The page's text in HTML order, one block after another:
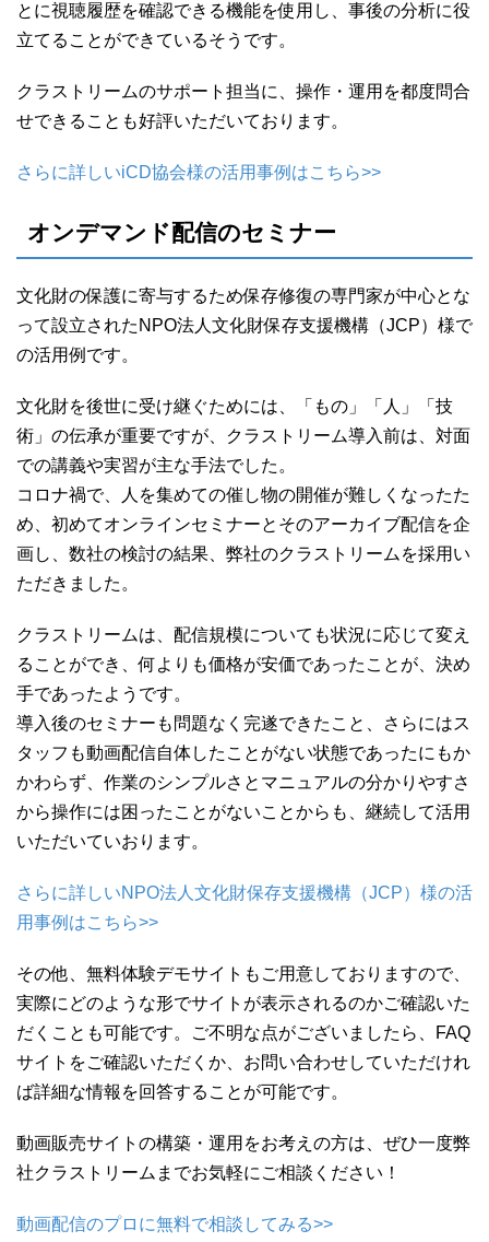
とに視聴履歴を確認できる機能を使用し、事後の分析に役
立てることができているそうです。
クラストリームのサポート担当に、操作・運用を都度問合
せできることも好評いただいております。
さらに詳しいiCD協会様の活用事例はこちら>>
オンデマンド配信のセミナー
文化財の保護に寄与するため保存修復の専門家が中心とな
って設立されたNPO法人文化財保存支援機構（JCP）様で
の活用例です。
文化財を後世に受け継ぐためには、「もの」「人」「技
術」の伝承が重要ですが、クラストリーム導入前は、対面
での講義や実習が主な手法でした。
コロナ禍で、人を集めての催し物の開催が難しくなったた
め、初めてオンラインセミナーとそのアーカイブ配信を企
画し、数社の検討の結果、弊社のクラストリームを採用い
ただきました。
クラストリームは、配信規模についても状況に応じて変え
ることができ、何よりも価格が安価であったことが、決め
手であったようです。
導入後のセミナーも問題なく完遂できたこと、さらにはス
タッフも動画配信自体したことがない状態であったにもか
かわらず、作業のシンプルさとマニュアルの分かりやすさ
から操作には困ったことがないことからも、継続して活用
いただいていおります。
さらに詳しいNPO法人文化財保存支援機構（JCP）様の活
用事例はこちら>>
その他、無料体験デモサイトもご用意しておりますので、
実際にどのような形でサイトが表示されるのかご確認いた
だくことも可能です。ご不明な点がございましたら、FAQ
サイトをご確認いただくか、お問い合わせしていただけれ
ば詳細な情報を回答することが可能です。
動画販売サイトの構築・運用をお考えの方は、ぜひ一度弊
社クラストリームまでお気軽にご相談ください！
動画配信のプロに無料で相談してみる>>